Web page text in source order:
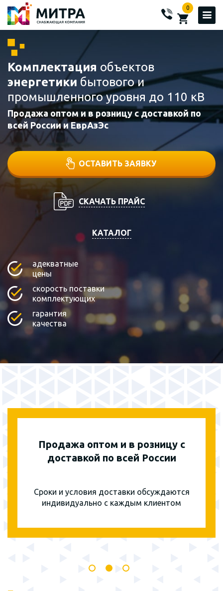
0
Комплектация объектов
энергетики бытового и
промышленного уровня до 110 кВ
Продажа оптом и в розницу с доставкой по
всей России и ЕврАзЭс
ОСТАВИТЬ ЗАЯВКУ
СКАЧАТЬ ПРАЙС
КАТАЛОГ
адекватные
цены
скорость поставки
комплектующих
гарантия
качества
Продажа оптом и в розницу с
доставкой по всей России
Сроки и условия доставки обсуждаются
индивидуально с каждым клиентом